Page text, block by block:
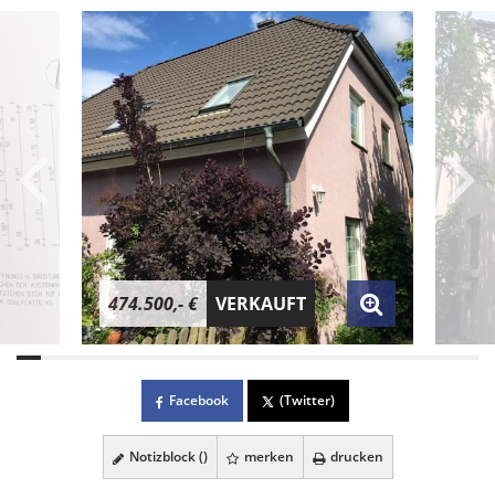
474.500,- € VERKAUFT
Facebook (Twitter)
Notizblock () merken drucken